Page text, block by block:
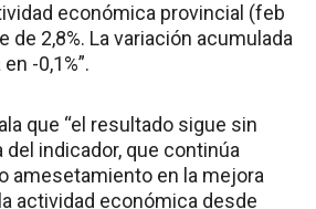
económica provincial (feb
2,8%. La variación acumulada
-0,1%”.
que “el resultado sigue sin
indicador, que continúa
amesetamiento en la mejora
actividad económica desde